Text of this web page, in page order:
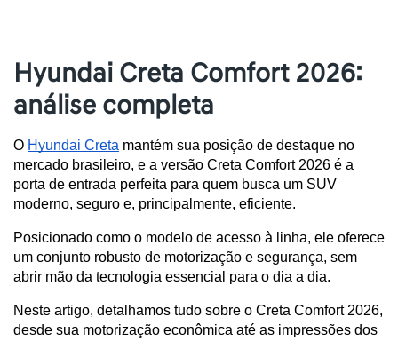
Hyundai Creta Comfort 2026:
análise completa
O Hyundai Creta mantém sua posição de destaque no
mercado brasileiro, e a versão Creta Comfort 2026 é a
porta de entrada perfeita para quem busca um SUV
moderno, seguro e, principalmente, eficiente.
Posicionado como o modelo de acesso à linha, ele oferece
um conjunto robusto de motorização e segurança, sem
abrir mão da tecnologia essencial para o dia a dia.
Neste artigo, detalhamos tudo sobre o Creta Comfort 2026,
desde sua motorização econômica até as impressões dos